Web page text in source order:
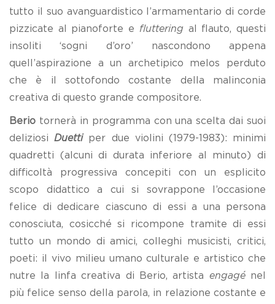
tutto il suo avanguardistico l’armamentario di corde
pizzicate al pianoforte e fluttering al flauto, questi
insoliti ‘sogni d’oro’ nascondono appena
quell’aspirazione a un archetipico melos perduto
che è il sottofondo costante della malinconia
creativa di questo grande compositore.
Berio tornerà in programma con una scelta dai suoi
deliziosiDuettiper due violini (1979-1983): minimi
quadretti (alcuni di durata inferiore al minuto) di
difficoltà progressiva concepiti con un esplicito
scopo didattico a cui si sovrappone l’occasione
felice di dedicare ciascuno di essi a una persona
conosciuta, cosicché si ricompone tramite di essi
tutto un mondo di amici, colleghi musicisti, critici,
poeti: il vivo milieu umano culturale e artistico che
nutre la linfa creativa di Berio, artista engagénel
più felice senso della parola, in relazione costante e